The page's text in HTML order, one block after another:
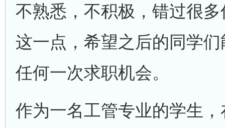
不熟悉，不积极，错过很
这一点，希望之后的同学
任何一次求职机会。
作为一名工管专业的学生